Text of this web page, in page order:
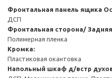
Фронтальная панель ящика
ДСП
Фронтальная сторона/
Полимерная пленка
Кромка:
Пластиковая окантовка
Напольный шкаф д/встр